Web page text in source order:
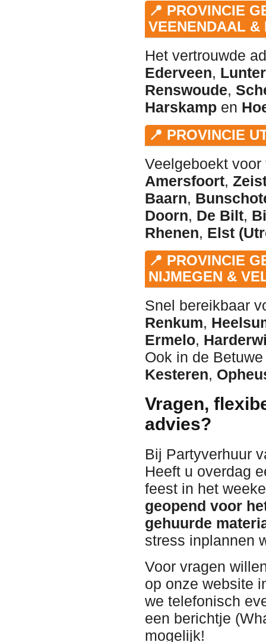
📍 PROVINCIE
VEENENDAAL &
Het vertrouwde
Ederveen,
Renswoude,
Harskamp en
📍 PROVINCIE
Veelgeboekt
Amersfoort,
Baarn,
Doorn, De Bilt,
Rhenen, Elst
📍 PROVINCIE
NIJMEGEN &
Snel bereikbaar
Renkum,
Ermelo,
Ook in de
Kesteren,
Vragen,
advies?
Bij Partyverhuur
Heeft u overdag
feest in het
geopend voor
gehuurde
stress inplannen
Voor vragen
op onze website
we telefonisch
een berichtje
mogelijk!